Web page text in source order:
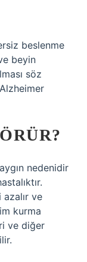
beslenme
beyin
söz
nedenidir
azalır ve
kurma
ve diğer